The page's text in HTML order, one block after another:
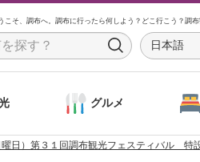
こそ、調布へ。調布に行ったら何しよう？どこ行こう？調
S
c
h
日本語
グルメ
曜日）第３１回調布観光フェスティバル 特